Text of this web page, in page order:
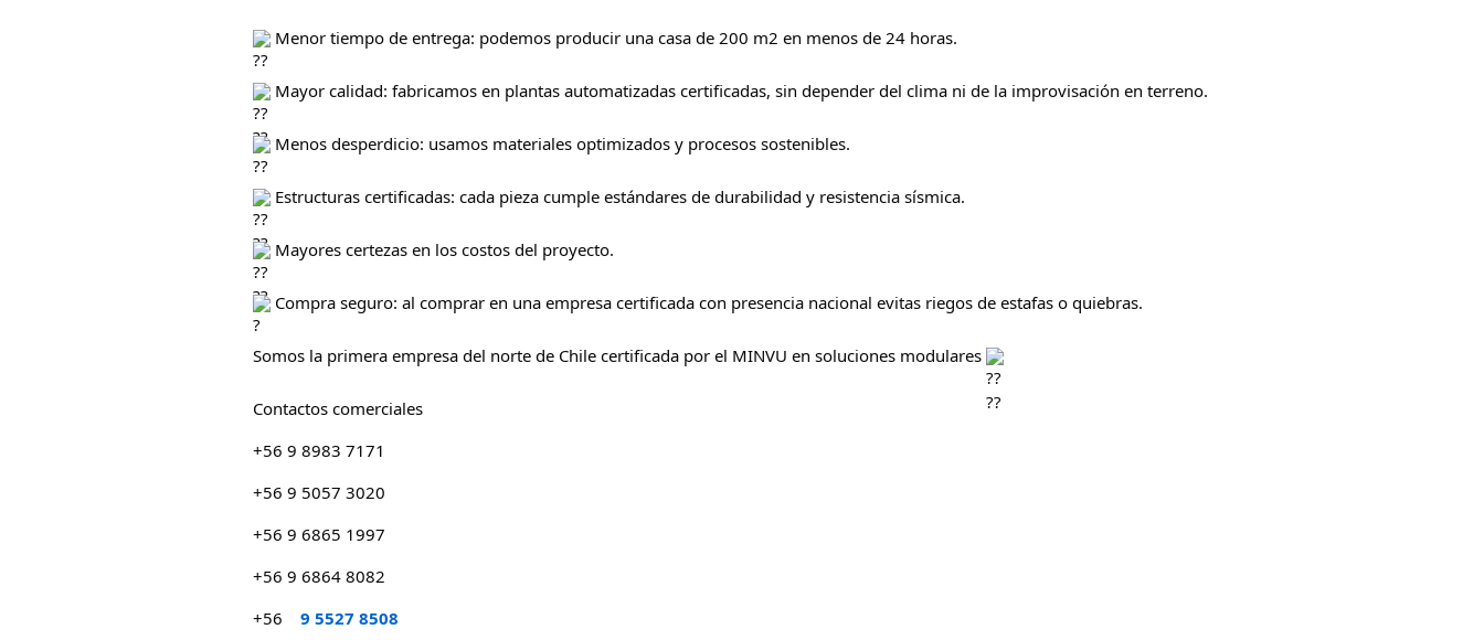
Menor tiempo de entrega: podemos producir una casa de 200 m2 en menos de 24 horas.
Mayor calidad: fabricamos en plantas automatizadas certificadas, sin depender del clima ni de la improvisación en terreno.
Menos desperdicio: usamos materiales optimizados y procesos sostenibles.
Estructuras certificadas: cada pieza cumple estándares de durabilidad y resistencia sísmica.
Mayores certezas en los costos del proyecto.
Compra seguro: al comprar en una empresa certificada con presencia nacional evitas riegos de estafas o quiebras.
Somos la primera empresa del norte de Chile certificada por el MINVU en soluciones modulares
Contactos comerciales
+56 9 8983 7171
+56 9 5057 3020
+56 9 6865 1997
+56 9 6864 8082
+56
9 5527 8508